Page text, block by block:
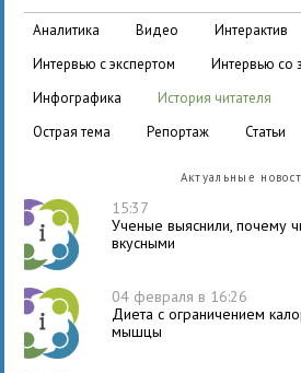
аналитика видео
интерактив
интервью с экспертом
интервью со
инфографика
история читателя
острая тема
репортаж статьи
Актуальные
15:37
Ученые выяснили, почему
вкусными
04 февраля в 16:26
Диета с ограничением
мышцы